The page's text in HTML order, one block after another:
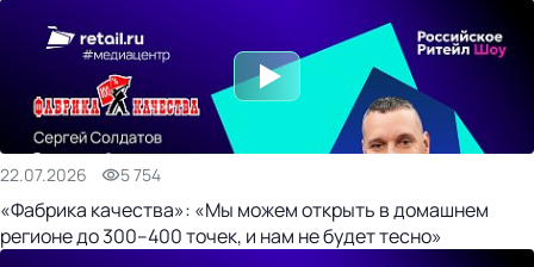
22.07.2026 5 754
«Фабрика качества»: «Мы можем открыть в домашнем
регионе до 300–400 точек, и нам не будет тесно»